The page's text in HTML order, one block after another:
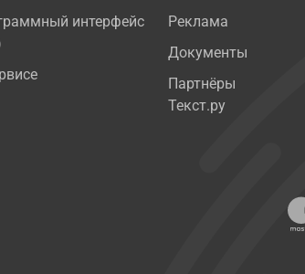
интерфейс
Реклама
Документы
Партнёры
Текст.ру